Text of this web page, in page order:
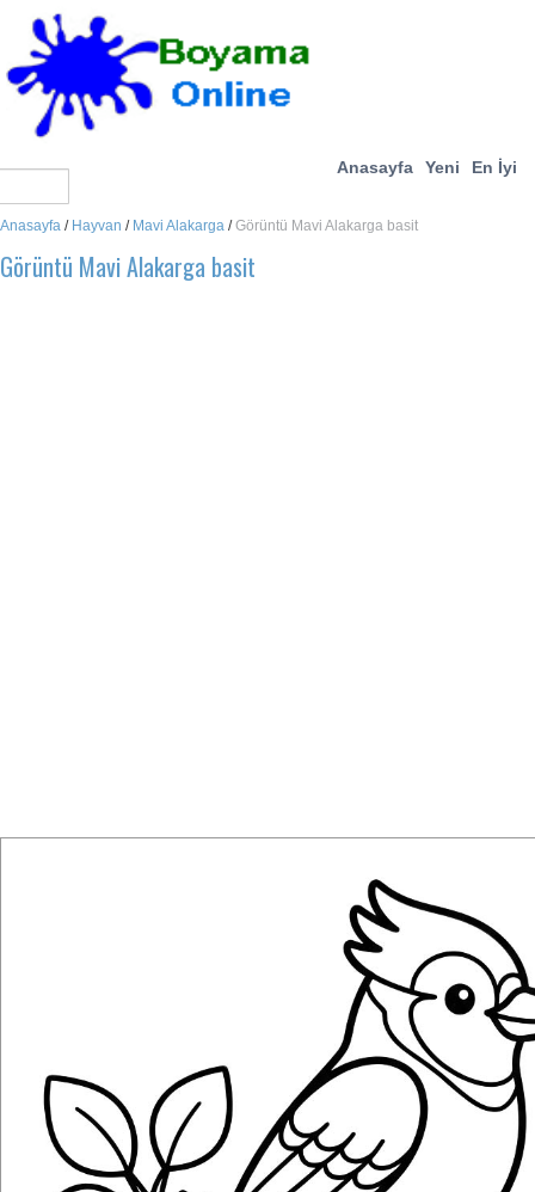
Anasayfa Yeni En İyi
Anasayfa / Hayvan / Mavi Alakarga /Görüntü Mavi Alakarga basit
Görüntü Mavi Alakarga basit